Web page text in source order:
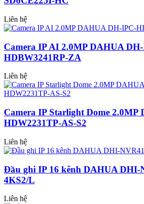
Liên hệ
Camera IP AI 2.0MP DAHUA
HDBW3241RP-ZA
Liên hệ
Camera IP Starlight Dome
HDW2231TP-AS-S2
Liên hệ
Đầu ghi IP 16 kênh DAHUA DHI-
4KS2/L
Liên hệ